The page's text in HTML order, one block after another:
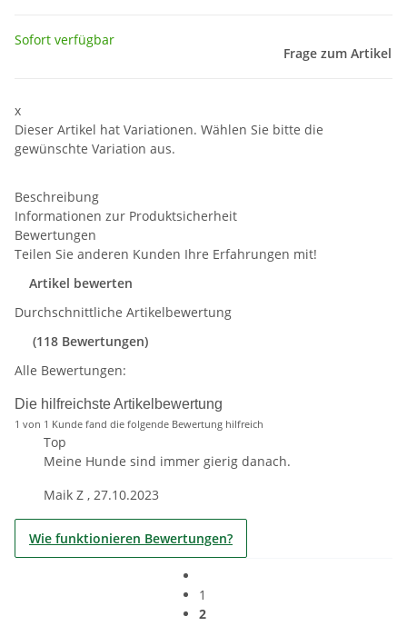
Sofort verfügbar
Frage zum Artikel
x
Dieser Artikel hat Variationen. Wählen Sie bitte die
gewünschte Variation aus.
Beschreibung
Informationen zur Produktsicherheit
Bewertungen
Durchschnittliche Artikelbewertung
(118 Bewertungen)
Teilen Sie anderen Kunden Ihre Erfahrungen mit!
Artikel bewerten
Alle Bewertungen:
Die hilfreichste Artikelbewertung
1 von 1 Kunde fand die folgende Bewertung hilfreich
Top
Meine Hunde sind immer gierig danach.
Maik Z , 27.10.2023
Wie funktionieren Bewertungen?
1
2